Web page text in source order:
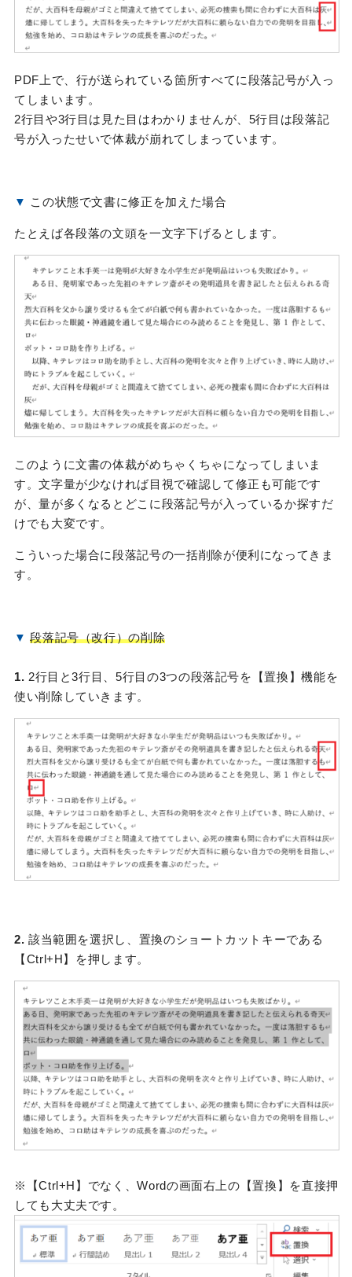
PDF上で、行が送られている箇所すべてに段落記号が入っ
てしまいます。
2行目や3行目は見た目はわかりませんが、5行目は段落記
号が入ったせいで体裁が崩れてしまっています。
▼ この状態で文書に修正を加えた場合
たとえば各段落の文頭を一文字下げるとします。
このように文書の体裁がめちゃくちゃになってしまいま
す。文字量が少なければ目視で確認して修正も可能です
が、量が多くなるとどこに段落記号が入っているか探すだ
けでも大変です。
こういった場合に段落記号の一括削除が便利になってきま
す。
▼ 段落記号（改行）の削除
1. 2行目と3行目、5行目の3つの段落記号を【置換】機能を
使い削除していきます。
2. 該当範囲を選択し、置換のショートカットキーである
【Ctrl+H】を押します。
※【Ctrl+H】でなく、Wordの画面右上の【置換】を直接押
しても大丈夫です。